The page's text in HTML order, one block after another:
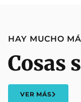
HAY MUCHO
Cosas
VER MÁS